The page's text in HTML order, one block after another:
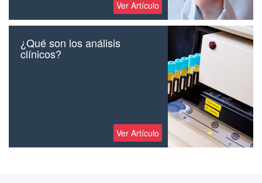
Ver Artículo
¿Qué son los análisis
clínicos?
Ver Artículo